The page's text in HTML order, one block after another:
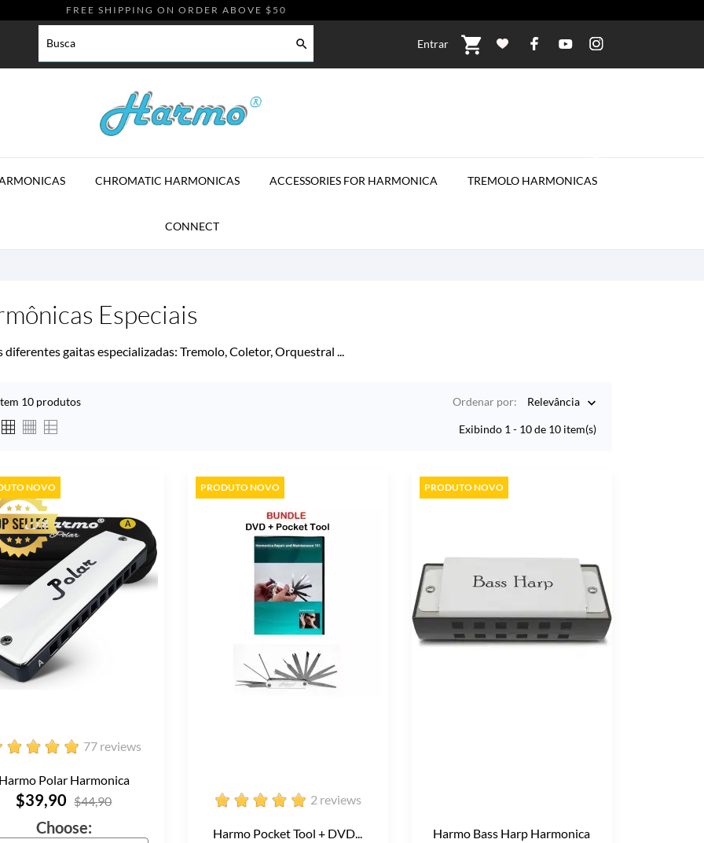
FREE SHIPPING ON ORDER ABOVE $50
 Entrar shopping_cart
CHROMATIC HARMONICAS ACCESSORIES FOR HARMONICA TREMOLO HARMONICAS
CONNECT
Especiais
diferentes gaitas especializadas: Tremolo, Coletor, Orquestral ...
10 produtos Ordenar por: Relevância 
Exibindo 1 - 10 de 10 item(s)
NOVO
77 reviews
Polar Harmonica
$39,90 $44,90
Choose:
PRODUTO NOVO
2 reviews
Harmo Pocket Tool + DVD...
PRODUTO NOVO
Harmo Bass Harp Harmonica